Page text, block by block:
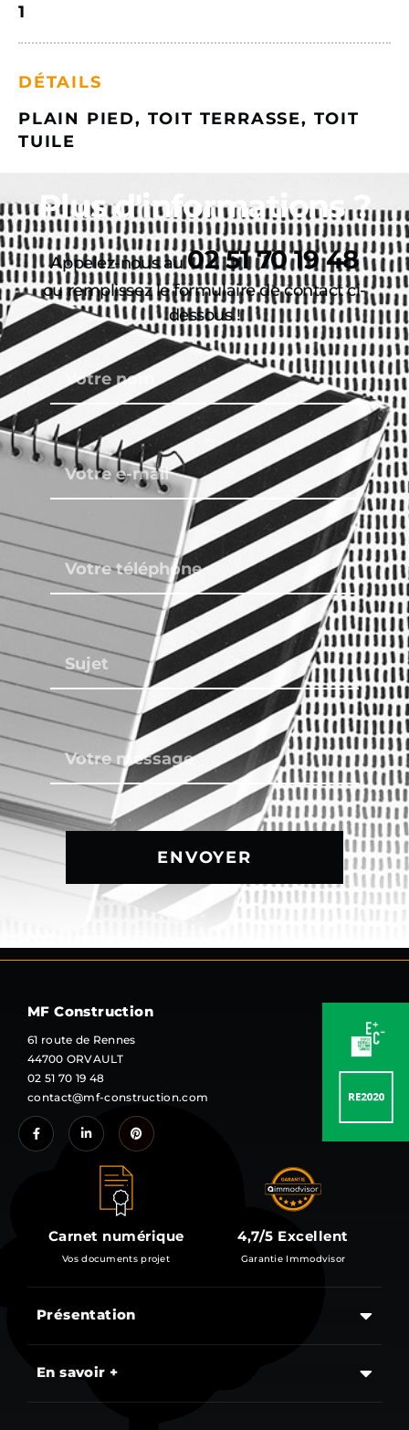
1
DÉTAILS
PLAIN PIED, TOIT TERRASSE, TOIT
TUILE
Plus d'informations ?
Appelez-nous au02 51 70 19 48
ou remplissez le formulaire de contact ci-
dessous !
ENVOYER
MF Construction
61 route de Rennes
44700 ORVAULT
02 51 70 19 48
contact@mf-construction.com
Carnet numérique
Vos documents projet
4,7/5 Excellent
Garantie Immodvisor
Présentation
En savoir +